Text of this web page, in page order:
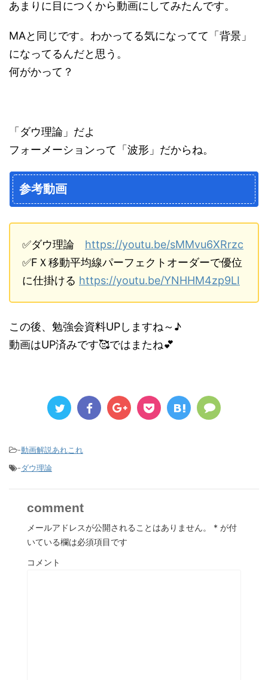
あまりに目につくから動画にしてみたんです。
MAと同じです。わかってる気になってて「背景」
になってるんだと思う。
何がかって？
「ダウ理論」だよ
フォーメーションって「波形」だからね。
参考動画
✅ダウ理論 https://youtu.be/sMMvu6XRrzc
✅FＸ移動平均線パーフェクトオーダーで優位
に仕掛ける https://youtu.be/YNHHM4zp9LI
この後、勉強会資料UPしますね～♪
動画はUP済みです🥰ではまたね💕
-動画解説あれこれ
-ダウ理論
comment
メールアドレスが公開されることはありません。 * が付
いている欄は必須項目です
コメント